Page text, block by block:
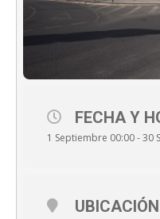
FECHA Y
1 Septiembre 00:00 - 30
UBICACIÓN